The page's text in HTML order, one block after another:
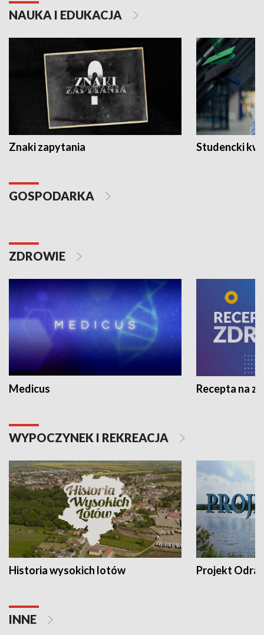
NAUKA I EDUKACJA
Znaki zapytania Studencki
GOSPODARKA
ZDROWIE
Medicus Recepta na
WYPOCZYNEK I REKREACJA
Historia wysokich lotów Projekt Odra
INNE